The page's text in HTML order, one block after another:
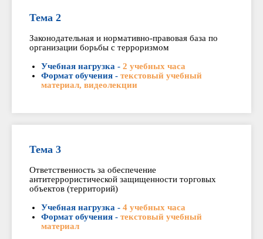
Тема 2
Законодательная и нормативно-правовая база по
организации борьбы с терроризмом
Учебная нагрузка - 2 учебных часа
Формат обучения - текстовый учебный
материал, видеолекции
Тема 3
Ответственность за обеспечение
антитеррористической защищенности торговых
объектов (территорий)
Учебная нагрузка - 4 учебных часа
Формат обучения - текстовый учебный
материал